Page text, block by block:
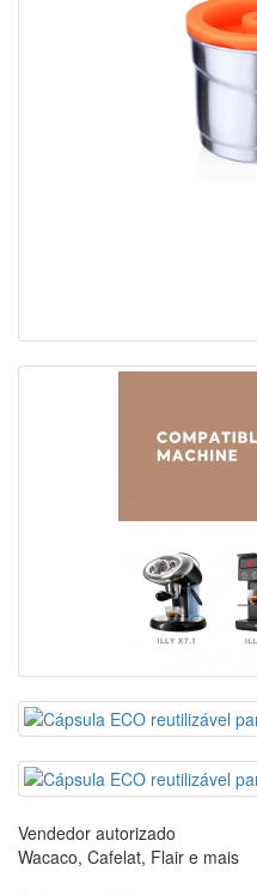
Vendedor autorizado
Wacaco, Cafelat, Flair e mais